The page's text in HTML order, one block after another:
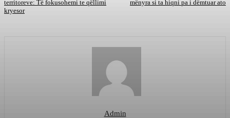
territoreve: Të fokusohemi te qëllimi
kryesor
mënyra si ta hiqni pa i dëmtuar ato
Admin